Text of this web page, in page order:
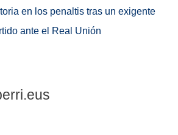
en los penaltis tras un exigente
ante el Real Unión